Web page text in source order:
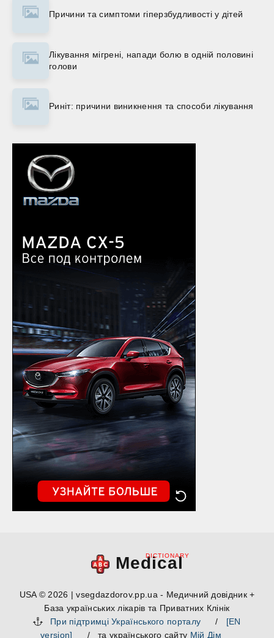
Причини та симптоми гіперзбудливості у дітей
Лікування мігрені, напади болю в одній половині
голови
Риніт: причини виникнення та способи лікування
Medical
DICTIONARY
USA © 2026 | vsegdazdorov.pp.ua - Медичний довідник +
База українських лікарів та Приватних Клінік
При підтримці Українського порталу
/ [EN
version]
/ та українського сайту Мій Дім